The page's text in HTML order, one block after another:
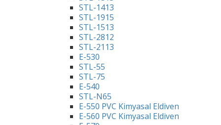
STL-1413
STL-1915
STL-1513
STL-2812
STL-2113
E-530
STL-55
STL-75
E-540
STL-N65
E-550 PVC Kimyasal Eldiven
E-560 PVC Kimyasal Eldiven